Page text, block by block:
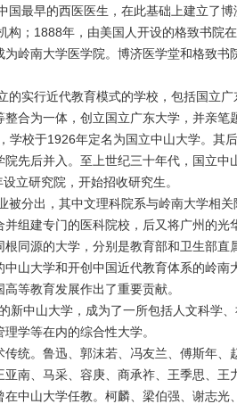
最早的西医医生，在此基础上建立了
构；1888年，由美国人开设的格致书院
岭南大学医学院。博济医学堂和格致书
实行近代教育模式的学校，包括国立
合为一体，创立国立广东大学，并亲笔
学校于1926年定名为国立中山大学。其
先后并入。至上世纪三十年代，国立中
立研究院，开始招收研究生。
分出，其中文理科院系与岭南大学相关
组建专门的医科院校，后又将广州的光
同源的大学，分别是教育部和卫生部直
山大学和开创中国近代教育体系的岭南
等教育发展作出了重要贡献。
新中山大学，成为了一所包括人文科学
学等在内的综合性大学。
统。鲁迅、郭沫若、冯友兰、傅斯年、
南、马采、容庚、商承祚、王季思、王
中山大学任教。柯麟、梁伯强、谢志光